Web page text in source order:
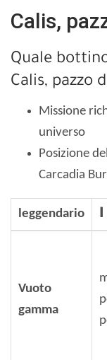
Calis,
Quale
Calis, pazzo
Missione
universo
Posizione
Carcadia
leggendario ا
Vuoto
gamma